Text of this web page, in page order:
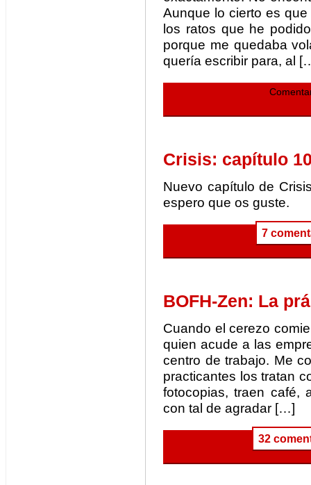
Aunque lo cierto es
los ratos que he
porque me quedaba
quería escribir para, al
Crisis: capítulo
Nuevo capítulo de
espero que os guste.
7
BOFH-Zen: La
Cuando el cerezo
quien acude a las
centro de trabajo. Me
practicantes los tratan
fotocopias, traen café,
con tal de agradar […]
32